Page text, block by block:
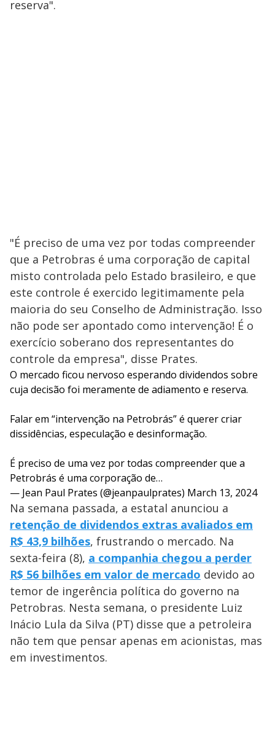
reserva".
"É preciso de uma vez por todas compreender
que a Petrobras é uma corporação de capital
misto controlada pelo Estado brasileiro, e que
este controle é exercido legitimamente pela
maioria do seu Conselho de Administração. Isso
não pode ser apontado como intervenção! É o
exercício soberano dos representantes do
controle da empresa", disse Prates.
O mercado ficou nervoso esperando dividendos sobre
cuja decisão foi meramente de adiamento e reserva.
Falar em “intervenção na Petrobrás” é querer criar
dissidências, especulação e desinformação.
É preciso de uma vez por todas compreender que a
Petrobrás é uma corporação de…
— Jean Paul Prates (@jeanpaulprates) March 13, 2024
Na semana passada, a estatal anunciou a
retenção de dividendos extras avaliados em
R$ 43,9 bilhões, frustrando o mercado. Na
sexta-feira (8), a companhia chegou a perder
R$ 56 bilhões em valor de mercado devido ao
temor de ingerência política do governo na
Petrobras. Nesta semana, o presidente Luiz
Inácio Lula da Silva (PT) disse que a petroleira
não tem que pensar apenas em acionistas, mas
em investimentos.